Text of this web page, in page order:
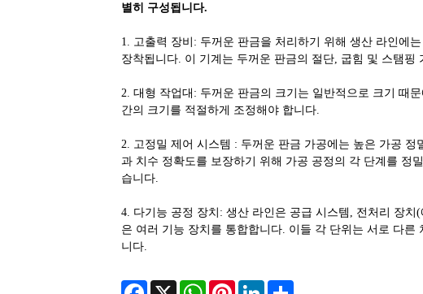
별히 구성됩니다.
1. 고출력 장비: 두꺼운 판금을 처리하기 위해 생산 라인에
장착됩니다. 이 기계는 두꺼운 판금의 절단, 굽힘 및 스탬
2. 대형 작업대: 두꺼운 판금의 크기는 일반적으로 크기 때
간의 크기를 적절하게 조정해야 합니다.
2. 고정밀 제어 시스템 : 두꺼운 판금 가공에는 높은 가공
과 치수 정확도를 보장하기 위해 가공 공정의 각 단계를 정
습니다.
4. 다기능 공정 장치: 생산 라인은 공급 시스템, 전처리 장
은 여러 기능 장치를 통합합니다. 이들 각 단위는 서로 다
니다.
Facebook
X WhatsAppPinterestLinkedInShare